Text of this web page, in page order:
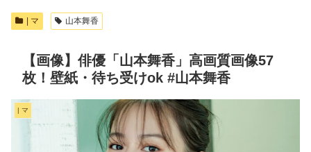
| マ 山本舞香
【画像】俳優「山本舞香」高画質画像57
枚！壁紙・待ち受けok #山本舞香
| マ